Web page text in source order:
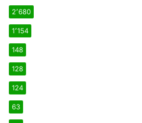
2٬680
1٬154
148
128
124
63